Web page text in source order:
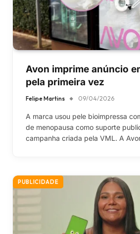
Avon imprime anúncio
pela primeira vez
Felipe Martins 09/04/2026
A marca usou pele bioimpressa
de menopausa como suporte
campanha criada pela VML. A
PUBLICIDADE